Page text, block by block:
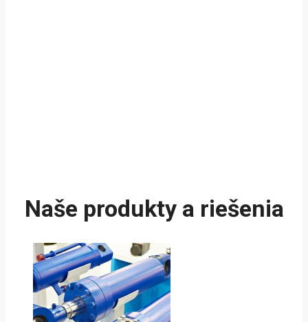
Naše produkty a riešenia